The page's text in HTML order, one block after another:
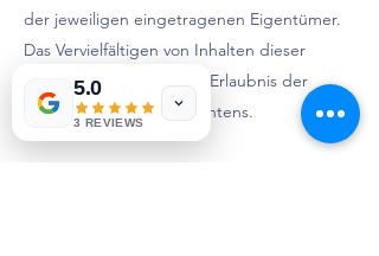
der jeweiligen eingetragenen Eigentümer.
Das Vervielfältigen von Inhalten dieser
Webseite ist nur mit der Erlaubnis der
Inhaberin von deyoli rechtens.
5.0
3 REVIEWS